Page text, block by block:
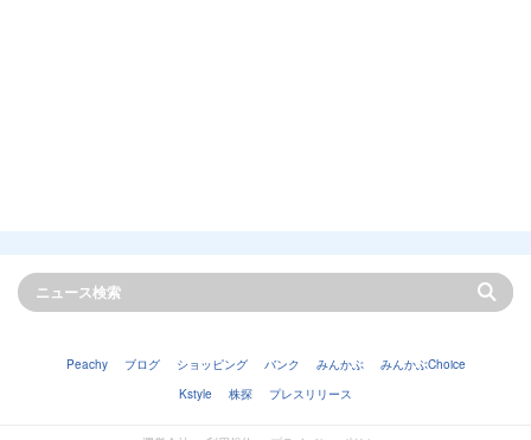
Peachy ブログ ショッピング バンク みんかぶ
みんかぶChoice
Kstyle
株探 プレスリリース